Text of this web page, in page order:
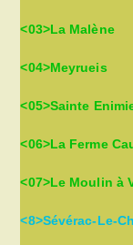
<03>La Malène
<04>Meyrueis
<05>Sainte
<06>La Ferme
<07>Le Moulin à
<8>Sévérac-Le-